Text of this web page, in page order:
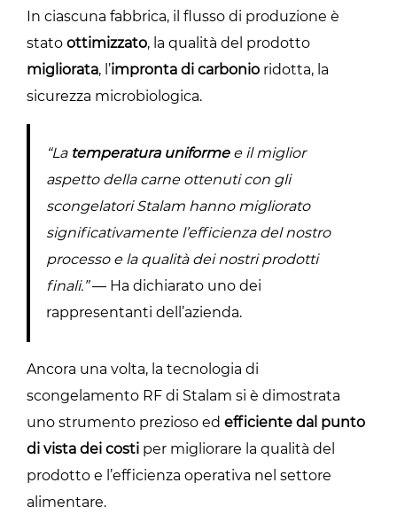
In ciascuna fabbrica, il flusso di produzione è
stato ottimizzato, la qualità del prodotto
migliorata, l’impronta di carbonio ridotta, la
sicurezza microbiologica.
“La temperatura uniformee il miglior
aspetto della carne ottenuti con gli
scongelatori Stalam hanno migliorato
significativamente l’efficienza del nostro
processo e la qualità dei nostri prodotti
finali.”— Ha dichiarato uno dei
rappresentanti dell’azienda.
Ancora una volta, la tecnologia di
scongelamento RF di Stalam si è dimostrata
uno strumento prezioso ed efficiente dal punto
di vista dei costi per migliorare la qualità del
prodotto e l’efficienza operativa nel settore
alimentare.